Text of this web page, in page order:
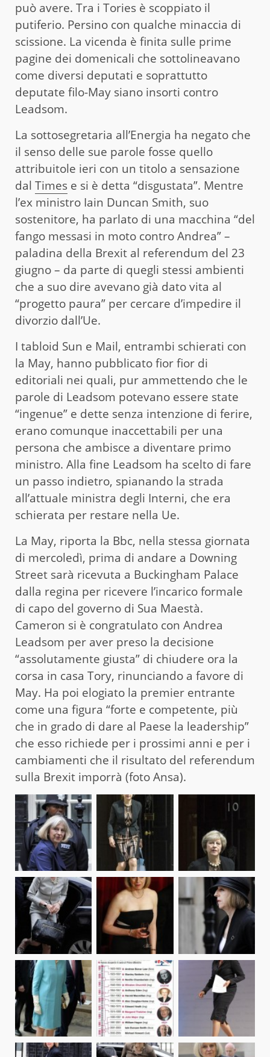
può avere. Tra i Tories è scoppiato il
putiferio. Persino con qualche minaccia di
scissione. La vicenda è finita sulle prime
pagine dei domenicali che sottolineavano
come diversi deputati e soprattutto
deputate filo-May siano insorti contro
Leadsom.
La sottosegretaria all’Energia ha negato che
il senso delle sue parole fosse quello
attribuitole ieri con un titolo a sensazione
dal Times e si è detta “disgustata”. Mentre
l’ex ministro Iain Duncan Smith, suo
sostenitore, ha parlato di una macchina “del
fango messasi in moto contro Andrea” –
paladina della Brexit al referendum del 23
giugno – da parte di quegli stessi ambienti
che a suo dire avevano già dato vita al
“progetto paura” per cercare d’impedire il
divorzio dall’Ue.
I tabloid Sun e Mail, entrambi schierati con
la May, hanno pubblicato fior fior di
editoriali nei quali, pur ammettendo che le
parole di Leadsom potevano essere state
“ingenue” e dette senza intenzione di ferire,
erano comunque inaccettabili per una
persona che ambisce a diventare primo
ministro. Alla fine Leadsom ha scelto di fare
un passo indietro, spianando la strada
all’attuale ministra degli Interni, che era
schierata per restare nella Ue.
La May, riporta la Bbc, nella stessa giornata
di mercoledì, prima di andare a Downing
Street sarà ricevuta a Buckingham Palace
dalla regina per ricevere l’incarico formale
di capo del governo di Sua Maestà.
Cameron si è congratulato con Andrea
Leadsom per aver preso la decisione
“assolutamente giusta” di chiudere ora la
corsa in casa Tory, rinunciando a favore di
May. Ha poi elogiato la premier entrante
come una figura “forte e competente, più
che in grado di dare al Paese la leadership”
che esso richiede per i prossimi anni e per i
cambiamenti che il risultato del referendum
sulla Brexit imporrà (foto Ansa).